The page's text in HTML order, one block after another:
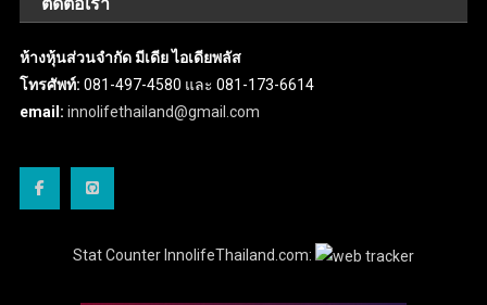
ห้างหุ้นส่วนจำกัด มีเดีย ไอเดียพลัส
โทรศัพท์: 081-497-4580 และ 081-173-6614
email: innolifethailand@gmail.com
Stat Counter InnolifeThailand.com: